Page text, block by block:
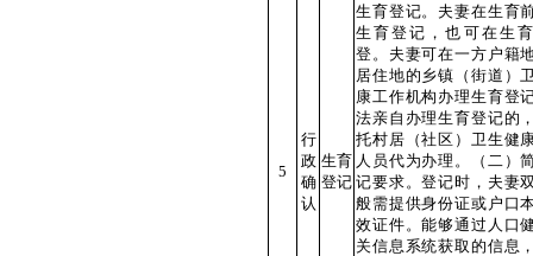
5
行
政
确
认
生育
登记
生育登记。夫妻在生育
生育登记，也可在生
登。夫妻可在一方户籍
居住地的乡镇（街道）
康工作机构办理生育登
法亲自办理生育登记的
托村居（社区）卫生健
人员代为办理。（二）
记要求。登记时，夫妻
般需提供身份证或户口
效证件。能够通过人口
关信息系统获取的信息